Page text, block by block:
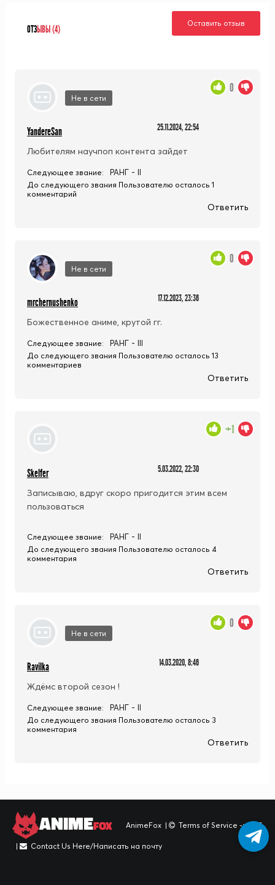
ОТЗЫВЫ (4)
Оставить отзыв
Не в сети
YandereSan 25.11.2024, 22:54
Любителям научпоп контента зайдет
0
Следующее звание: РАНГ - II
До следующего звания Пользователю осталось 1
комментарий
Ответить
Не в сети
mrchernushenko 17.12.2023, 23:36
Божественное аниме, крутой гг.
0
Следующее звание: РАНГ - III
До следующего звания Пользователю осталось 13
комментариев
Ответить
Skelfer 5.03.2022, 22:30
Записываю, вдруг скоро пригодится этим всем
пользоваться
+1
Следующее звание: РАНГ - II
До следующего звания Пользователю осталось 4
комментария
Ответить
Не в сети
Ravilka 14.03.2020, 8:46
Ждёмс второй сезон !
0
Следующее звание: РАНГ - II
До следующего звания Пользователю осталось 3
комментария
Ответить
ANIMEFOX AnimeFox | Terms of Service -> TOS
| Contact Us Here/Написать на почту